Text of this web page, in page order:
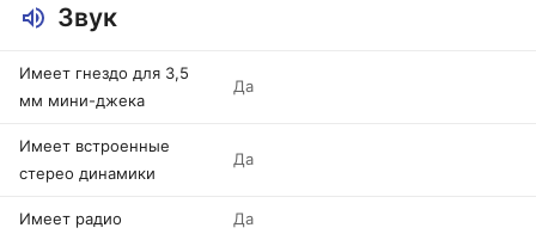
Звук
Имеет гнездо для 3,5
мм мини-джека
Да
Имеет встроенные
стерео динамики
Да
Имеет радио Да